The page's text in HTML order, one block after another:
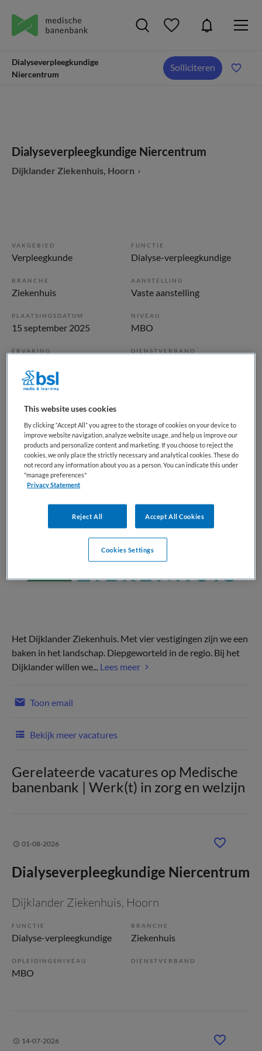
Dialyseverpleegkundige
Niercentrum
Solliciteren
Dialyseverpleegkundige Niercentrum
Dijklander Ziekenhuis, Hoorn
VAKGEBIED
Verpleegkunde
FUNCTIE
Dialyse-verpleegkundige
BRANCHE
Ziekenhuis
AANSTELLING
Vaste aanstelling
PLAATSINGSDATUM
15 september 2025
NIVEAU
MBO
ERVARING DIENSTVERBAND
Vacature niet beschikbaar
Deze vacature Dialyseverpleegkundige Niercentrum bij
Dijklander Ziekenhuis is niet meer actueel. Hieronder staan
enkele vergelijkbare vacatures die voor u wellicht
interessant zijn.
Het Dijklander Ziekenhuis. Met vier vestigingen zijn we een
baken in het landschap. Diepgeworteld in de regio. Bij het
Dijklander willen we... Lees meer
Toon email
Bekijk meer vacatures
Gerelateerde vacatures op Medische
banenbank | Werk(t) in zorg en welzijn
01-08-2026
Dialyseverpleegkundige Niercentrum
Dijklander Ziekenhuis, Hoorn
FUNCTIE
Dialyse-verpleegkundige
BRANCHE
Ziekenhuis
OPLEIDINGSNIVEAU
MBO
DIENSTVERBAND
14-07-2026
This website uses cookies
By clicking “Accept All” you agree to the storage of cookies on your device to
improve website navigation, analyze website usage, and help us improve our
products and personalize content and marketing. If you choose to reject the
cookies, we only place the strictly necessary and analytical cookies. These do
not record any information about you as a person. You can indicate this under
"manage preferences"
Privacy Statement
Reject All Accept All Cookies
Cookies Settings